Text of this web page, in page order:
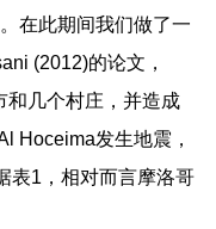
在此期间我们做了一
(2012)的论文，
和几个村庄，并造成
Hoceima发生地震，
表1，相对而言摩洛哥